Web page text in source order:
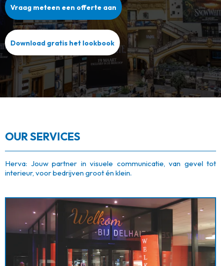
Vraag meteen een offerte aan
Download gratis het lookbook
OUR SERVICES
Herva: Jouw partner in visuele communicatie, van gevel tot
interieur, voor bedrijven groot én klein.